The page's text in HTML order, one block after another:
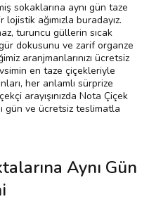
sokaklarına aynı gün taze
ağımızla buradayız.
turuncu güllerin sıcak
dokusunu ve zarif organze
aranjmanlarınızı ücretsiz
en taze çiçekleriyle
her anlamlı sürprize
arayışınızda Nota Çiçek
gün ve ücretsiz teslimatla
Aynı Gün